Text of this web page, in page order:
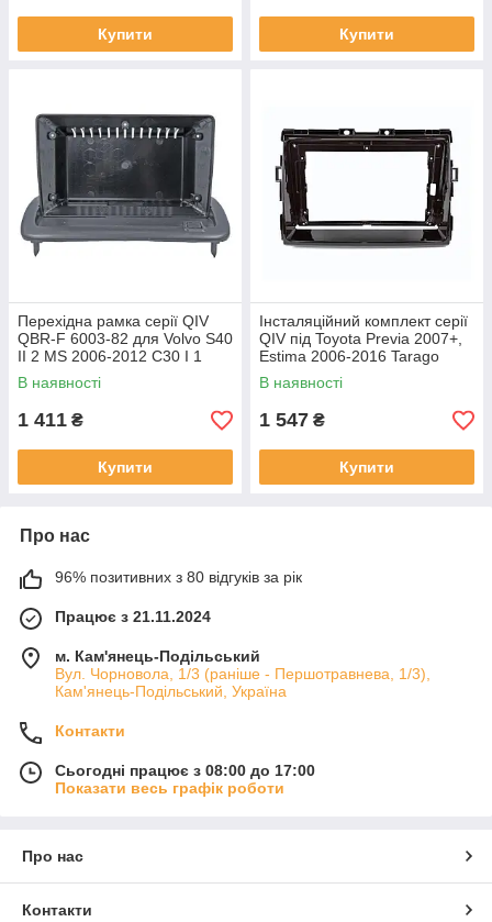
Купити Купити
Перехідна рамка серії QIV
QBR-F 6003-82 для Volvo S40
II 2 MS 2006-2012 C30 I 1
2006-2013 C70 II 2 2004-2010
9 дюймів
В наявності
1 411 ₴
Купити
Інсталяційний комплект серії
QIV під Toyota Previa 2007+,
Estima 2006-2016 Tarago
2007-2016 (W1) 9 дюймів
В наявності
1 547 ₴
Купити
Про нас
96% позитивних з 80 відгуків за рік
Працює з 21.11.2024
м. Кам'янець-Подільський
Вул. Чорновола, 1/3 (раніше - Першотравнева, 1/3),
Кам'янець-Подільський, Україна
Контакти
Сьогодні працює з 08:00 до 17:00
Показати весь графік роботи
Про нас
Контакти